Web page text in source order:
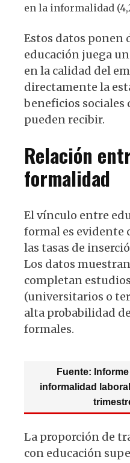
en la informalidad
Estos datos ponen
educación juega
en la calidad del
directamente la
beneficios sociales
pueden recibir.
Relación
formalidad
El vínculo entre
formal es evidente
las tasas de
Los datos
completan
(universitarios o
alta probabilidad
formales.
Fuente:
informalidad
La proporción de
con educación